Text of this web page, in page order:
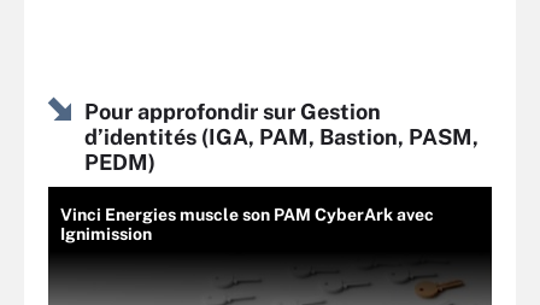
Pour approfondir sur Gestion
d’identités (IGA, PAM, Bastion, PASM,
PEDM)
Vinci Energies muscle son PAM CyberArk avec
Ignimission